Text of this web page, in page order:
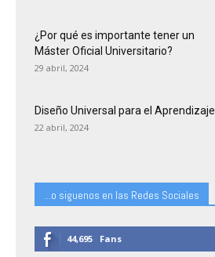
¿Por qué es importante tener un
Máster Oficial Universitario?
29 abril, 2024
Diseño Universal para el Aprendizaje
22 abril, 2024
...o siguenos en las Redes Sociales
44,695 Fans